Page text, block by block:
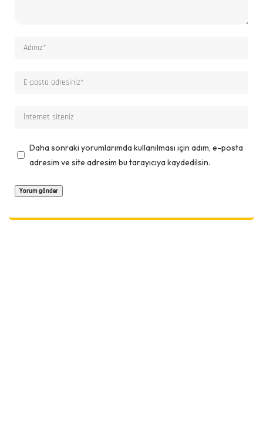
Daha sonraki yorumlarımda kullanılması için adım, e-posta
adresim ve site adresim bu tarayıcıya kaydedilsin.